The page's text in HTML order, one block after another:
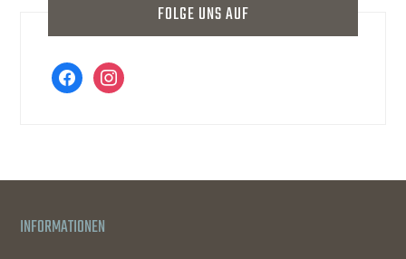
FOLGE UNS AUF
facebookinstagram
INFORMATIONEN